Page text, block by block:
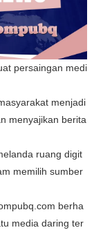
persaingan medi
menjadi
menyajikan berita
ruang digit
memilih sumber
berha
media daring ter